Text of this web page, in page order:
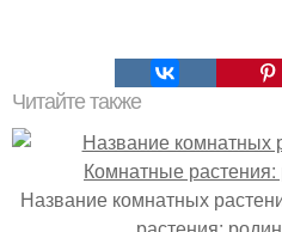
Читайте также
Название комнатных